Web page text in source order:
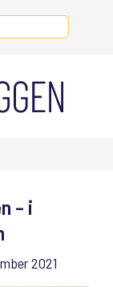
– i
2021